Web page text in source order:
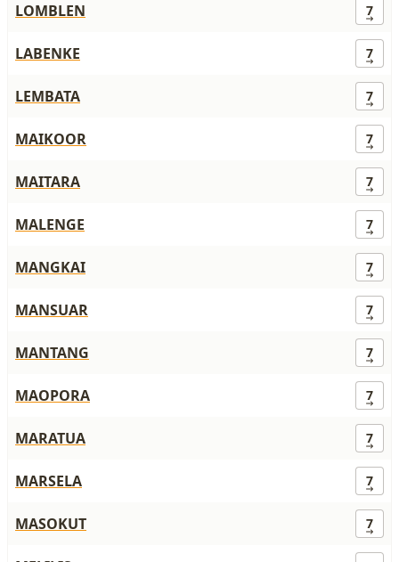
LOMBLEN 7
LABENKE 7
LEMBATA 7
MAIKOOR 7
MAITARA 7
MALENGE 7
MANGKAI 7
MANSUAR 7
MANTANG 7
MAOPORA 7
MARATUA 7
MARSELA 7
MASOKUT 7